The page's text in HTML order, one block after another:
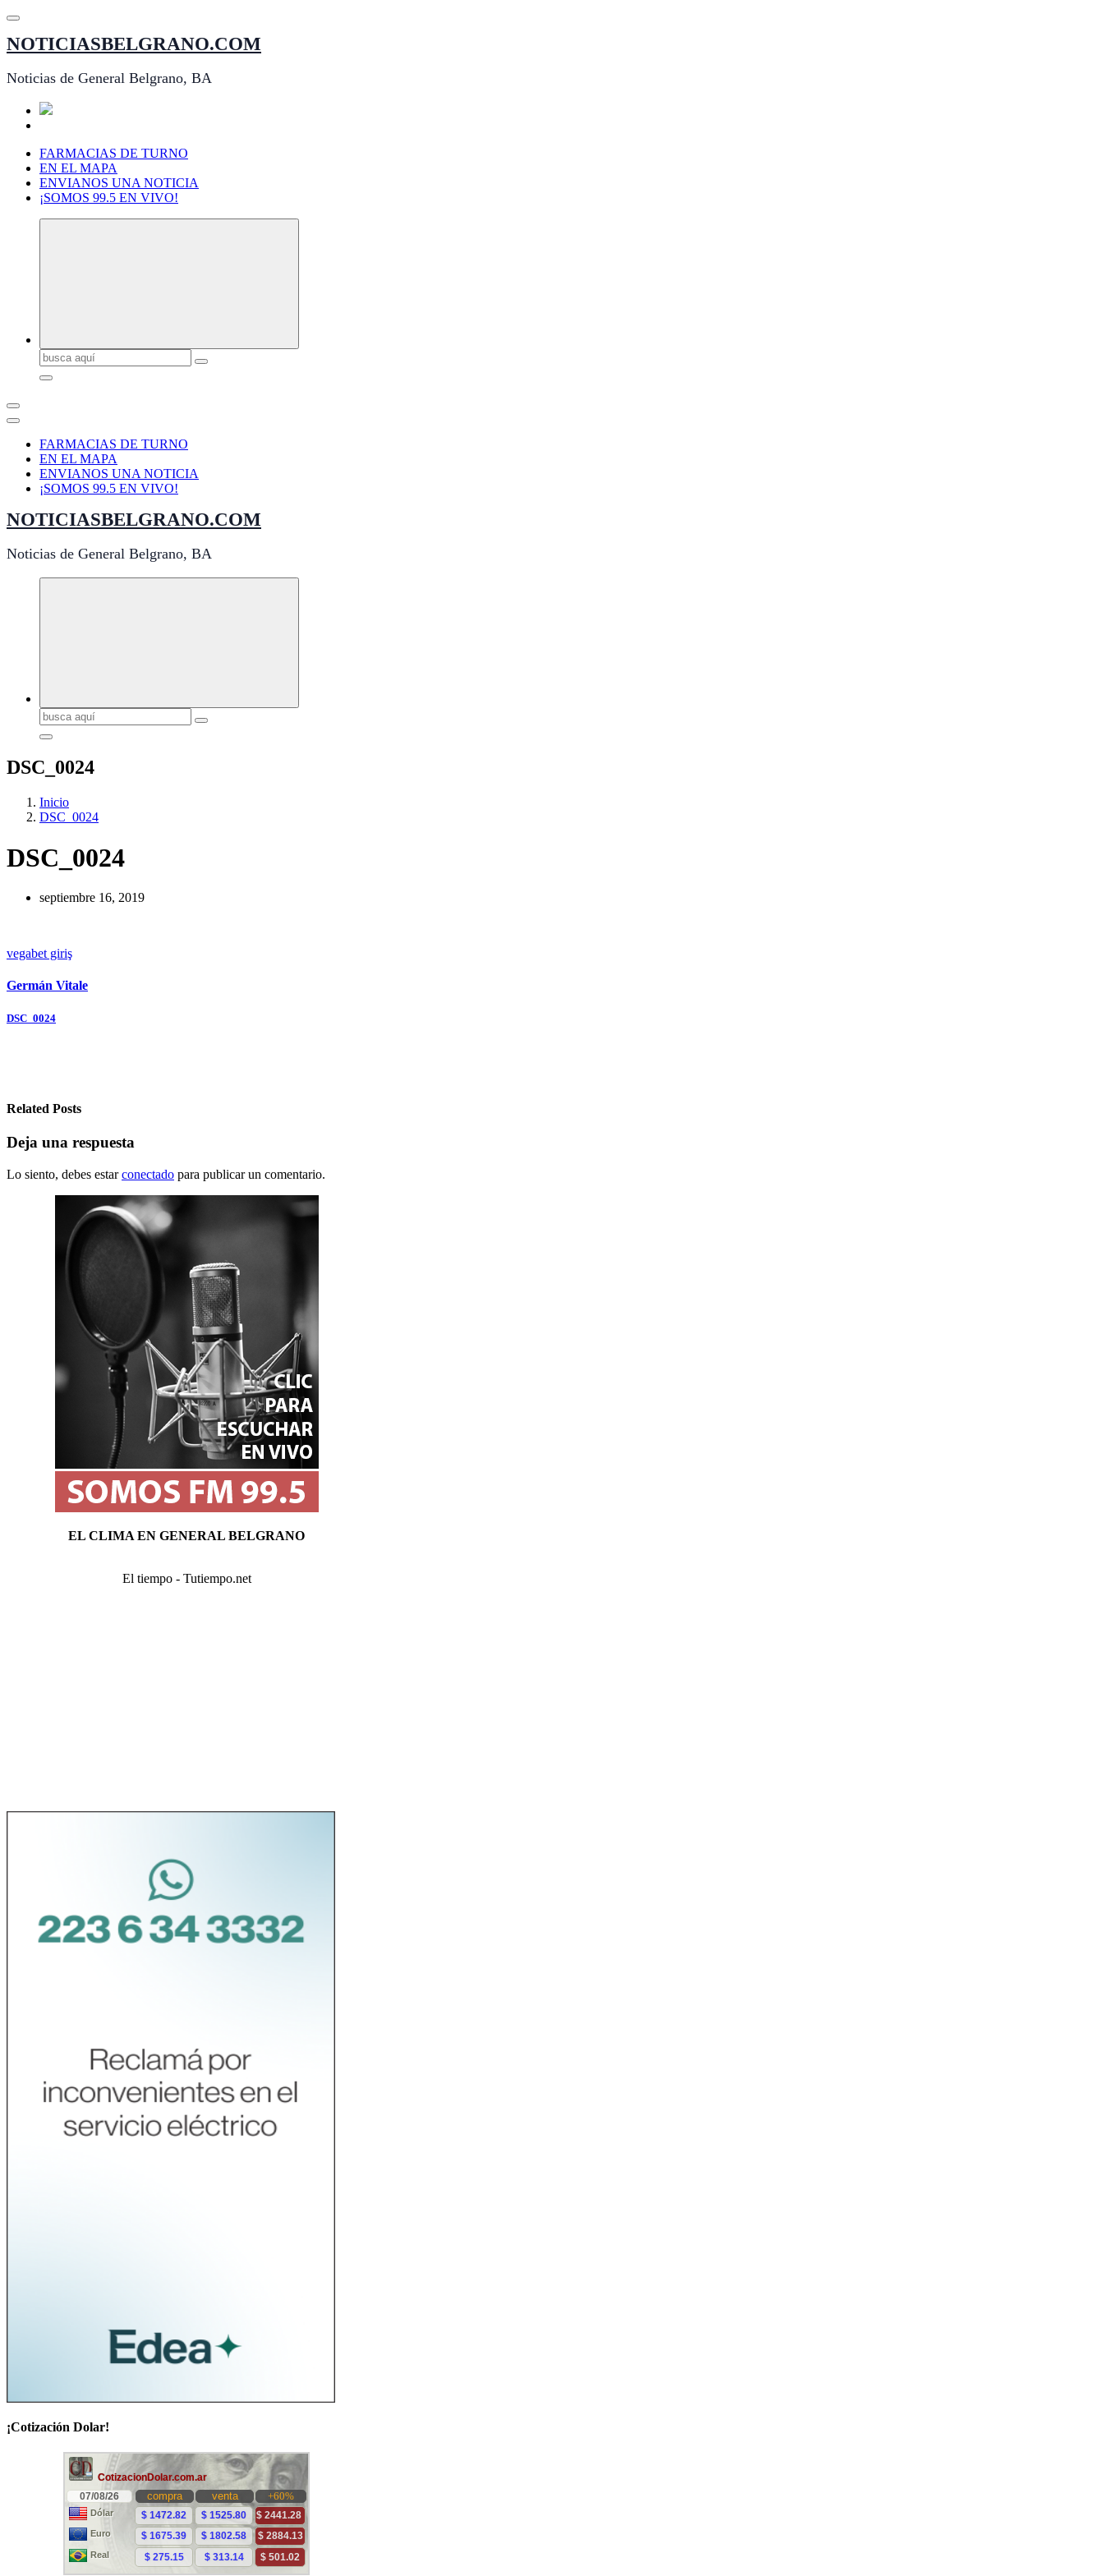
Saltar
contenido
NOTICIASBELGRANO.COM
Noticias de General Belgrano, BA
FARMACIAS DE TURNO
EN EL MAPA
ENVIANOS UNA NOTICIA
¡SOMOS 99.5 EN VIVO!
Buscar:
FARMACIAS DE TURNO
EN EL MAPA
ENVIANOS UNA NOTICIA
¡SOMOS 99.5 EN VIVO!
NOTICIASBELGRANO.COM
Noticias de General Belgrano, BA
Buscar:
DSC_0024
Inicio
DSC_0024
DSC_0024
septiembre 16, 2019
vegabet giriş
Germán Vitale
Navegación
DSC_0024
Related Posts
Deja una respuesta
Lo siento, debes estarconectado para publicar un comentario.
EL CLIMA EN GENERAL BELGRANO
El tiempo - Tutiempo.net
¡Cotización Dolar!